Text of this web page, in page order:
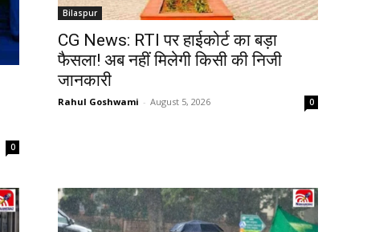
0
Bilaspur
CG News: RTI पर हाईकोर्ट का बड़ा
फैसला! अब नहीं मिलेगी किसी की निजी
जानकारी
Rahul Goshwami - August 5, 2026 0